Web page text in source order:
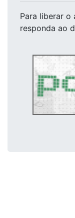
Para liberar o
responda ao